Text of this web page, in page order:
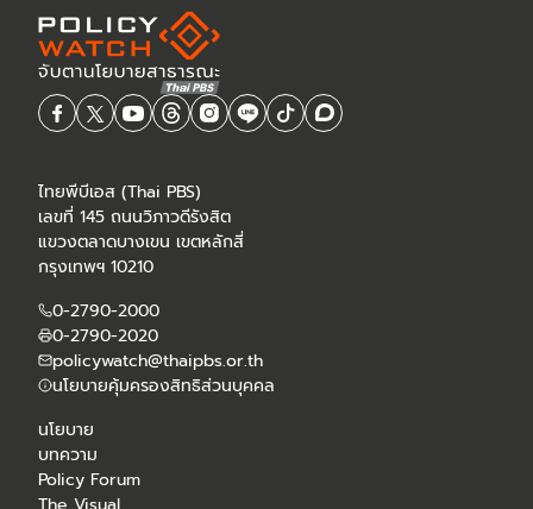
ไทยพีบีเอส (Thai PBS)
เลขที่ 145 ถนนวิภาวดีรังสิต
แขวงตลาดบางเขน เขตหลักสี่
กรุงเทพฯ 10210
0-2790-2000
0-2790-2020
policywatch@thaipbs.or.th
นโยบายคุ้มครองสิทธิส่วนบุคคล
นโยบาย
บทความ
Policy Forum